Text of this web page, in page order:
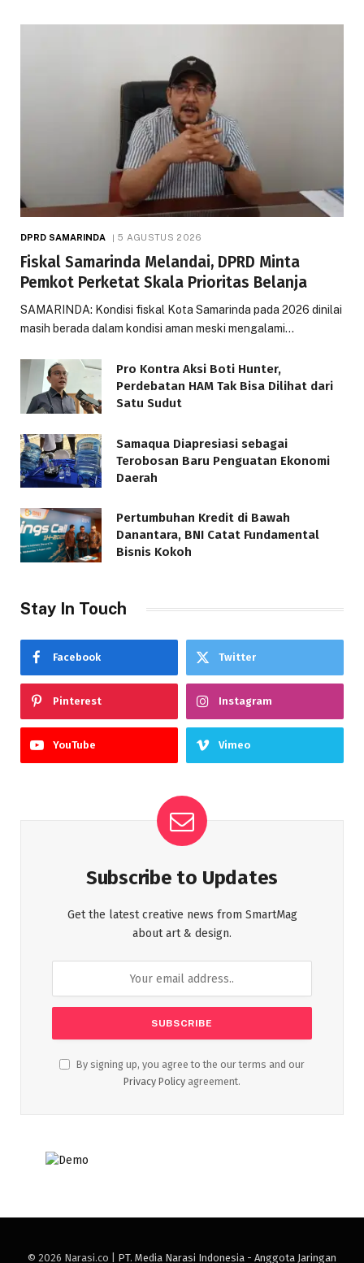
DPRD SAMARINDA 5 AGUSTUS 2026
Fiskal Samarinda Melandai, DPRD Minta
Pemkot Perketat Skala Prioritas Belanja
SAMARINDA: Kondisi fiskal Kota Samarinda pada 2026 dinilai
masih berada dalam kondisi aman meski mengalami…
Pro Kontra Aksi Boti Hunter,
Perdebatan HAM Tak Bisa Dilihat dari
Satu Sudut
Samaqua Diapresiasi sebagai
Terobosan Baru Penguatan Ekonomi
Daerah
Pertumbuhan Kredit di Bawah
Danantara, BNI Catat Fundamental
Bisnis Kokoh
Stay In Touch
Facebook Twitter
Pinterest Instagram
YouTube Vimeo
Subscribe to Updates
Get the latest creative news from SmartMag
about art & design.
By signing up, you agree to the our terms and our
Privacy Policy agreement.
© 2026 Narasi.co | PT. Media Narasi Indonesia - Anggota Jaringan